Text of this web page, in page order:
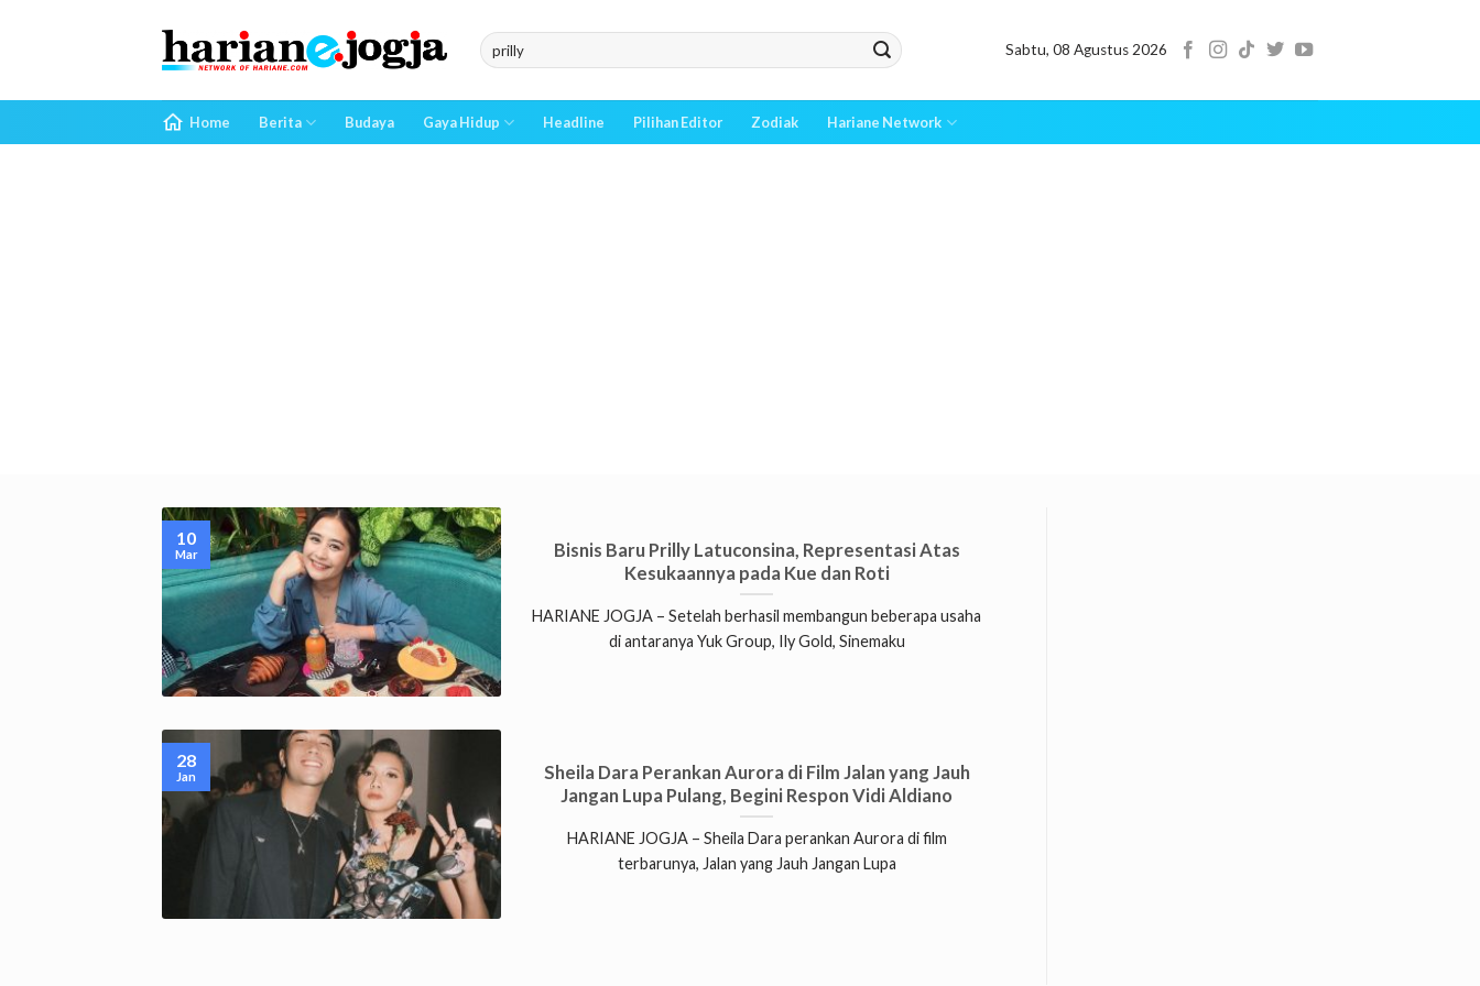
Sabtu, 08 Agustus 2026
Home Berita Budaya Gaya Hidup Headline Pilihan Editor Zodiak Hariane Network
Bisnis Baru Prilly Latuconsina, Representasi Atas
Kesukaannya pada Kue dan Roti
HARIANE JOGJA – Setelah berhasil membangun beberapa usaha
di antaranya Yuk Group, Ily Gold, Sinemaku
10
Mar
Sheila Dara Perankan Aurora di Film Jalan yang Jauh
Jangan Lupa Pulang, Begini Respon Vidi Aldiano
HARIANE JOGJA – Sheila Dara perankan Aurora di film
terbarunya, Jalan yang Jauh Jangan Lupa
28
Jan